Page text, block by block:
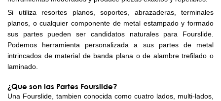
Si utiliza resortes planos, soportes, abrazaderas, terminales
planos, o cualquier componente de metal estampado y formado
sus partes pueden ser candidatos naturales para Fourslide.
Podemos herramienta personalizada a sus partes de metal
intrincados de material de banda plana o de alambre trefilado o
laminado.
¿Que son las Partes Fourslide?
Una Fourslide, tambien conocida como cuatro lados, multi-lados,